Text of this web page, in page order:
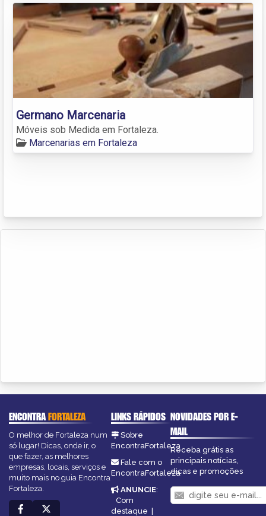
Germano Marcenaria
Móveis sob Medida em Fortaleza.
Marcenarias em Fortaleza
ENCONTRAFORTALEZA
O melhor de Fortaleza num
só lugar! Dicas, onde ir, o
que fazer, as melhores
empresas, locais, serviços e
muito mais no guia Encontra
Fortaleza.
LINKS RÁPIDOS
Sobre
EncontraFortaleza
Fale com o
EncontraFortaleza
ANUNCIE:
Com
destaque |
NOVIDADES POR E-
MAIL
Receba grátis as
principais notícias,
dicas e promoções